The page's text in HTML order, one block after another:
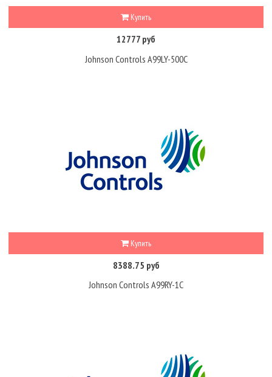
Купить
12777 руб
Johnson Controls A99LY-500C
Купить
8388.75 руб
Johnson Controls A99RY-1C